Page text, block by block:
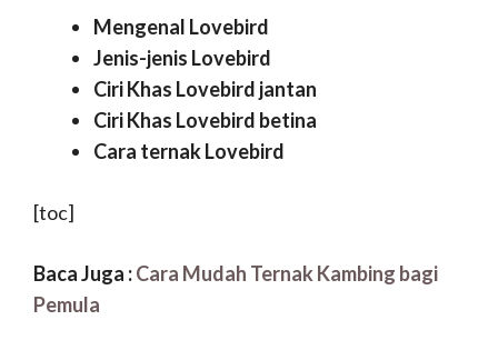
Mengenal Lovebird
Jenis-jenis Lovebird
Ciri Khas Lovebird jantan
Ciri Khas Lovebird betina
Cara ternak Lovebird
[toc]
Baca Juga :Cara Mudah Ternak Kambing bagi
Pemula